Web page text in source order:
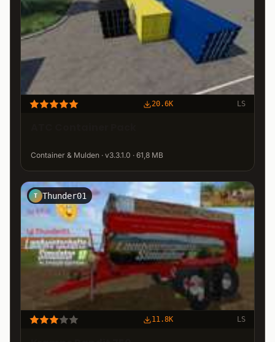
20.6K LS
Container & Mulden · v3.3.1.0 · 61,8 MB
T Thunder01
11.8K LS